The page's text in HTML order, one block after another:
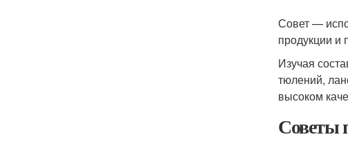
Совет —
продукции и
Изучая
тюлений,
высоком
Советы